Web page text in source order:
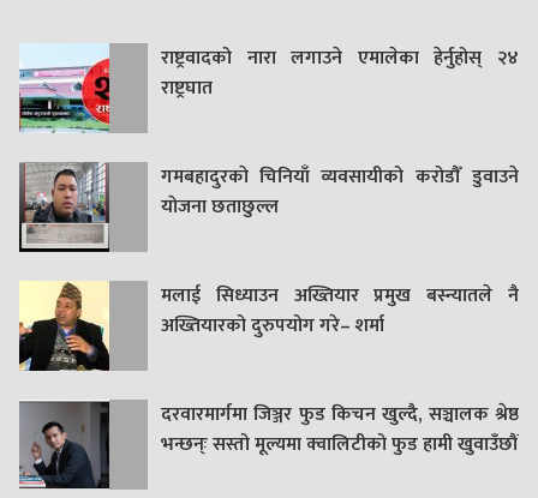
राष्ट्रवादको नारा लगाउने एमालेका हेर्नुहोस् २४
राष्ट्रघात
गमबहादुरकाे चिनियाँ व्यवसायीको करोडौँ डुवाउने
याेजना छताछुल्ल
मलाई सिध्याउन अख्तियार प्रमुख बस्न्यातले नै
अख्तियारको दुरुपयोग गरे– शर्मा
दरवारमार्गमा जिञ्जर फुड किचन खुल्दै, सञ्चालक श्रेष्ठ
भन्छन्ः सस्तो मूल्यमा क्वालिटीको फुड हामी खुवाउँछौं